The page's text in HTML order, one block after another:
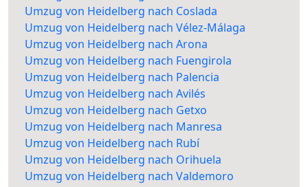
Umzug von Heidelberg nach Coslada
Umzug von Heidelberg nach Vélez-Málaga
Umzug von Heidelberg nach Arona
Umzug von Heidelberg nach Fuengirola
Umzug von Heidelberg nach Palencia
Umzug von Heidelberg nach Avilés
Umzug von Heidelberg nach Getxo
Umzug von Heidelberg nach Manresa
Umzug von Heidelberg nach Rubí
Umzug von Heidelberg nach Orihuela
Umzug von Heidelberg nach Valdemoro